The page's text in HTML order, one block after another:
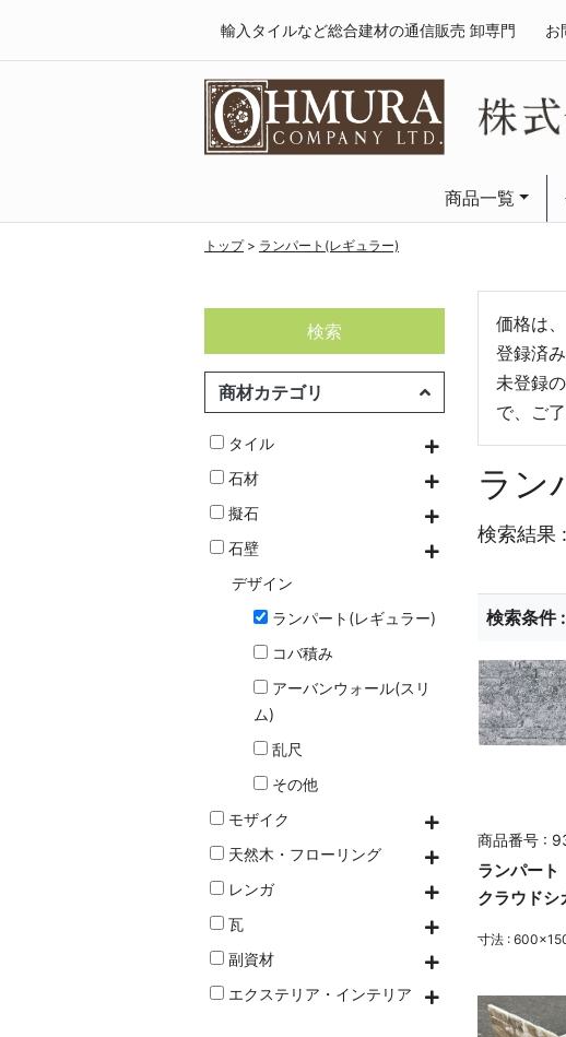
輸入タイルなど総合建材の通信販売 卸専門 お
商品一覧
トップ> ランパート(レギュラー)
検索
商材カテゴリ
タイル
石材
擬石
石壁
デザイン
ランパート(レギュラー)
コバ積み
アーバンウォール(スリ
ム)
乱尺
その他
モザイク
天然木・フローリング
レンガ
瓦
副資材
エクステリア・インテリア
価格は
登録済
未登録
で、ご
ラン
検索結果
検索条件 :
商品番号 :
ランパート
クラウドシ
寸法 :